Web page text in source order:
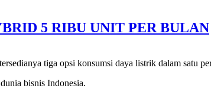
5 RIBU UNIT PER BULAN
tiga opsi konsumsi daya listrik dalam satu
bisnis Indonesia.